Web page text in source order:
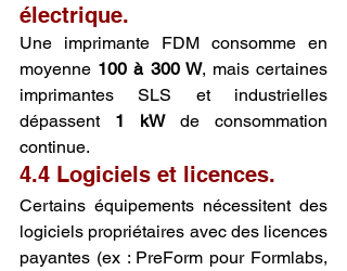
électrique.
Une imprimante FDM consomme en
moyenne 100 à 300 W, mais certaines
imprimantes SLS et industrielles
dépassent 1 kW de consommation
continue.
4.4 Logiciels et licences.
Certains équipements nécessitent des
logiciels propriétaires avec des licences
payantes (ex : PreForm pour Formlabs,